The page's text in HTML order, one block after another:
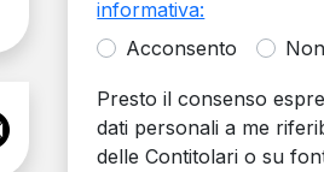
informativa:
Acconsento
Presto il consenso
dati personali a me
delle Contitolari o su